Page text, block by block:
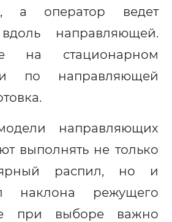
а оператор ведет
направляющей.
на стационарном
по направляющей
направляющих
выполнять не только
распил, но и
наклона режущего
при выборе важно